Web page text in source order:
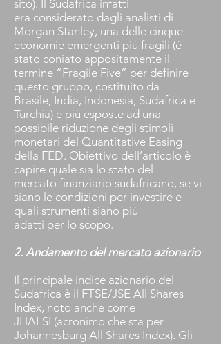
sito). Il Sudafrica infatti
era considerato dagli analisti di
Morgan Stanley, una delle cinque
economie emergenti più fragili (è
stato coniato appositamente il
termine “Fragile Five” per definire
questo gruppo, costituito da
Brasile, India, Indonesia, Sudafrica e
Turchia) e più esposte ad una
possibile riduzione degli stimoli
monetari del Quantitative Easing
della FED. Obiettivo dell’articolo è
capire quale sia lo stato del
mercato finanziario sudafricano, se vi
siano le condizioni per investire e
quali strumenti siano più
adatti per lo scopo.
2. Andamento del mercato azionario
Il principale indice azionario del
Sudafrica è il FTSE/JSE All Shares
Index, noto anche come
JHALSI (acronimo che sta per
Johannesburg All Shares Index). Gli